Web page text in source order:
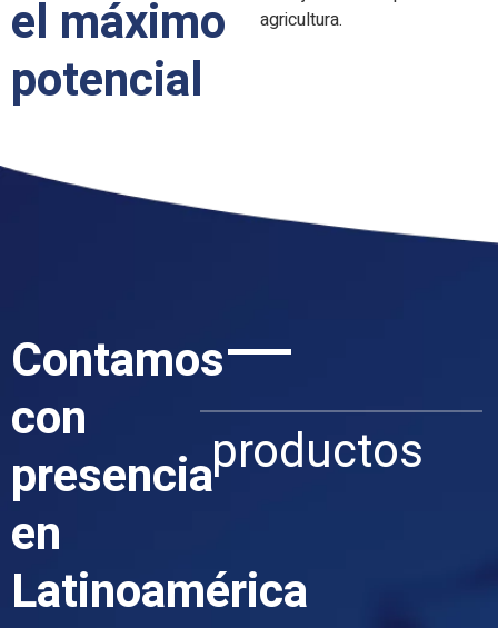
el máximo
potencial
agricultura.
Contamos
con
presencia
en
Latinoamérica
productos